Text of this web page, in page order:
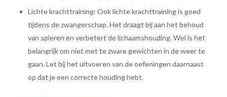
Lichte krachttraining: Ook lichte krachttraining is goed
tijdens de zwangerschap. Het draagt bij aan het behoud
van spieren en verbetert de lichaamshouding. Wel is het
belangrijk om niet met te zware gewichten in de weer te
gaan. Let bij het uitvoeren van de oefeningen daarnaast
op dat je een correcte houding hebt.